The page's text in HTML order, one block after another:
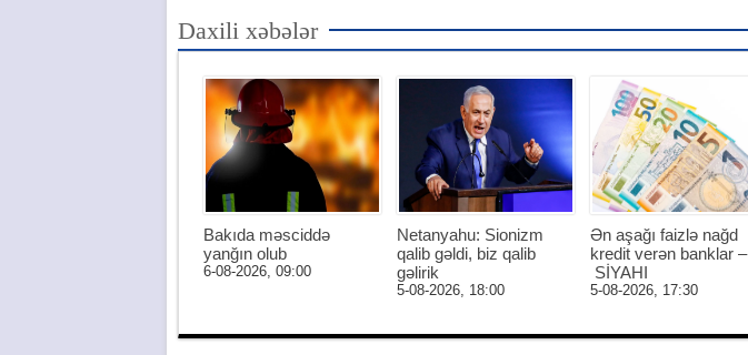
Daxili xəbələr
Bakıda məsciddə
yanğın olub
6-08-2026, 09:00
Netanyahu: Sionizm
qalib gəldi, biz qalib
gəlirik
5-08-2026, 18:00
Ən aşağı faizlə nağd
kredit verən banklar –
SİYAHI
5-08-2026, 17:30